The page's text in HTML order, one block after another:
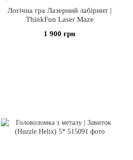
Логічна гра Лазерний лабіринт |
ThinkFun Laser Maze
1 900 грн